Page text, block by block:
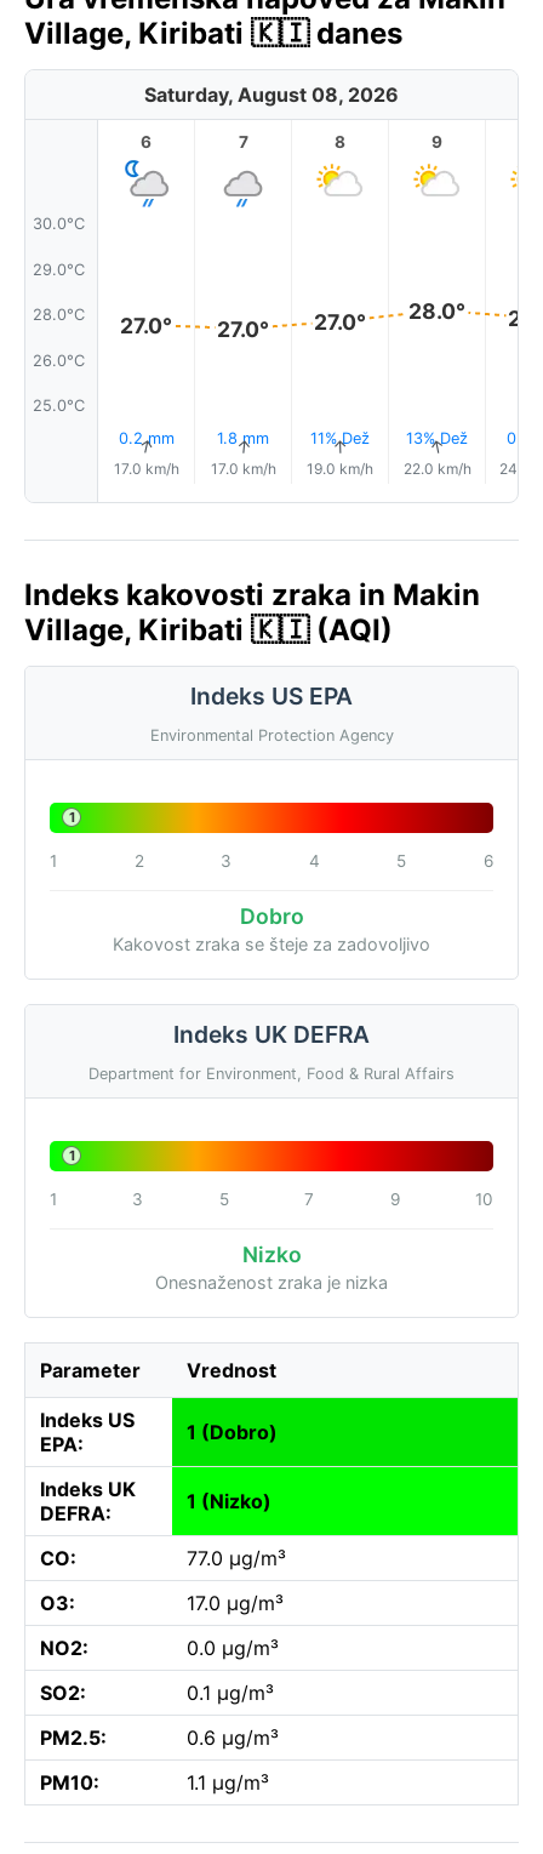
Village, Kiribati 🇰🇮 danes
Saturday, August 08, 2026
30.0°C
29.0°C
28.0°C
26.0°C
25.0°C
6
27.0°
0.2 mm
↑
17.0 km/h
7
27.0°
1.8 mm
↑
17.0 km/h
8
27.0°
11% Dež
↑
19.0 km/h
9
28.0°
13% Dež
↑
22.0 km/h
0.0
24.0
Indeks kakovosti zraka in Makin
Village, Kiribati 🇰🇮 (AQI)
Indeks US EPA
Environmental Protection Agency
1
1 2 3 4 5 6
Dobro
Kakovost zraka se šteje za zadovoljivo
Indeks UK DEFRA
Department for Environment, Food & Rural Affairs
1
1 3 5 7 9 10
Nizko
Onesnaženost zraka je nizka
Parameter Vrednost
Indeks US
EPA:
1 (Dobro)
Indeks UK
DEFRA:
1 (Nizko)
CO:
77.0 µg/m³
O3:
17.0 µg/m³
NO2:
0.0 µg/m³
SO2:
0.1 µg/m³
PM2.5:
0.6 µg/m³
PM10:
1.1 µg/m³